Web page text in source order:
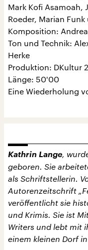
Mark Kofi Asamoah,
Roeder, Marian
Komposition:
Ton und Technik:
Herke
Produktion: DKultur
Länge: 50'00
Eine Wiederholung
Kathrin Lange,
geboren. Sie
als Schriftstellerin.
Autorenzeitschrift
veröffentlicht sie
und Krimis. Sie ist
Writers und lebt mit
einem kleinen Dorf